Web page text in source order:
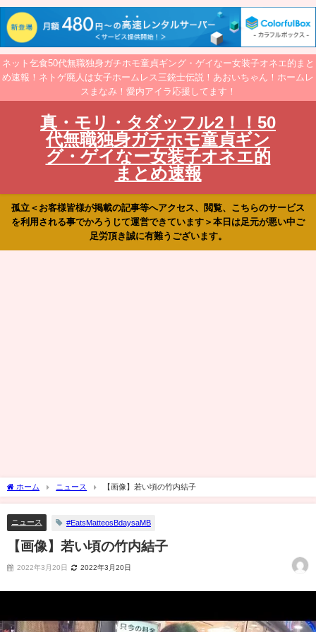
ネット乞食50代無職独身ガチホモ童貞ギング・ゲイなー女装子オネエ的まと
め速報！ネトゲ廃人は女子ホームレス三銃士伝説！あおいちゃん！ホームレ
スまなみ！愛内アイラ応援してます！
真・モリ・タダッフル2！！50
代無職独身ガチホモ童貞ギン
グ・ゲイなー女装子オネエ的
まとめ速報
孤立＜お客様皆様が掲載の記事等へアクセス、閲覧、こちらのサービス
を利用される事でかろうじて運営できています＞本日は足元が悪い中ご
足労頂き誠に有難うございます。
ホーム ニュース 【画像】若い頃の竹内結子
ニュース #EatsMatteosBdaysaMB
【画像】若い頃の竹内結子
2022年3月20日 2022年3月20日